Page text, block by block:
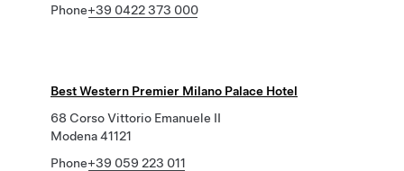
Phone+39 0422 373 000
Best Western Premier Milano Palace Hotel
68 Corso Vittorio Emanuele II
Modena 41121
Phone+39 059 223 011